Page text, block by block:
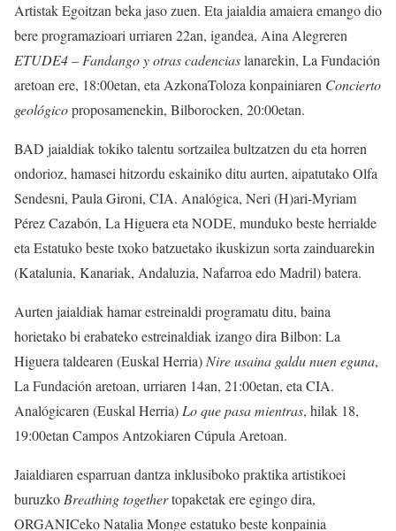
Artistak Egoitzan beka jaso zuen. Eta jaialdia amaiera emango dio
bere programazioari urriaren 22an, igandea, Aina Alegreren
ETUDE4 – Fandango y otras cadenciaslanarekin, La Fundación
aretoan ere, 18:00etan, eta AzkonaToloza konpainiaren Concierto
geológicoproposamenekin, Bilborocken, 20:00etan.
BAD jaialdiak tokiko talentu sortzailea bultzatzen du eta horren
ondorioz, hamasei hitzordu eskainiko ditu aurten, aipatutako Olfa
Sendesni, Paula Gironi, CIA. Analógica, Neri (H)ari-Myriam
Pérez Cazabón, La Higuera eta NODE, munduko beste herrialde
eta Estatuko beste txoko batzuetako ikuskizun sorta zainduarekin
(Katalunia, Kanariak, Andaluzia, Nafarroa edo Madril) batera.
Aurten jaialdiak hamar estreinaldi programatu ditu, baina
horietako bi erabateko estreinaldiak izango dira Bilbon: La
Higuera taldearen (Euskal Herria)Nire usaina galdu nuen eguna,
La Fundación aretoan, urriaren 14an, 21:00etan, eta CIA.
Analógicaren (Euskal Herria)Lo que pasa mientras, hilak 18,
19:00etan Campos Antzokiaren Cúpula Aretoan.
Jaialdiaren esparruan dantza inklusiboko praktika artistikoei
buruzkoBreathing togethertopaketak ere egingo dira,
ORGANICeko Natalia Monge estatuko beste konpainia